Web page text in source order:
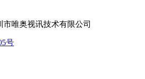
市唯奥视讯技术有限公司
号